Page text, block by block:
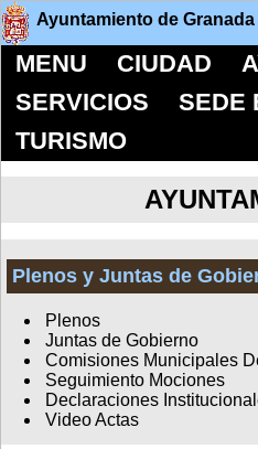
Ayuntamiento de Granada
MENU CIUDAD
SERVICIOS
SEDE
TURISMO
Plenos y Juntas de
Plenos
Juntas de Gobierno
Comisiones Municipales
Seguimiento Mociones
Declaraciones
Video Actas